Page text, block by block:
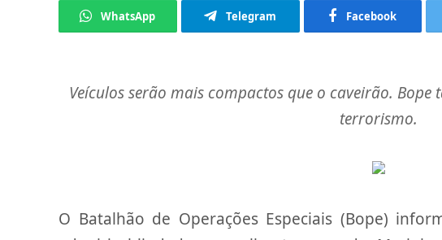
WhatsApp Telegram Facebook
Veículos serão mais compactos que o caveirão.
terrorismo.
O Batalhão de Operações Especiais (Bope)